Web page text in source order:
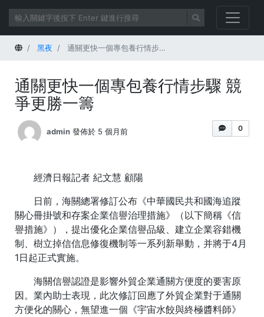
首頁 黑夜 通關更快一個專包養行情步驟 競爭更勝一籌
通關更快一個專包養行情步驟 競
爭更勝一籌
0
admin 發佈於 5 個月前
經濟日報記者 紀文慧 顧陽
日前，海關總署修訂公布《中華國民共和國海追蹤
關心冊掛號和存案企業信譽治理措施》（以下簡稱《信
譽措施》），提出優化企業信譽品級、建立企業容錯機
制、樹立掉信信息修復機制等一系列新舉動，并將于4月
1日起正式實施。
海關信譽認證是影響外貿企業通關方便度的要害原
因。業內助士表現，此次修訂回應了外貿企業對于通關
方便化的關心，無望進一個《宇宙水餃與終極醬料師》